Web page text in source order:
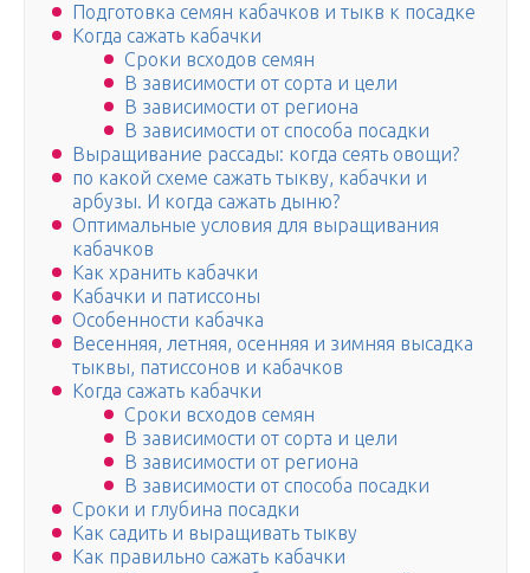
Подготовка семян кабачков и тыкв к посадке
Когда сажать кабачки
Сроки всходов семян
В зависимости от сорта и цели
В зависимости от региона
В зависимости от способа посадки
Выращивание рассады: когда сеять овощи?
по какой схеме сажать тыкву, кабачки и
арбузы. И когда сажать дыню?
Оптимальные условия для выращивания
кабачков
Как хранить кабачки
Кабачки и патиссоны
Особенности кабачка
Весенняя, летняя, осенняя и зимняя высадка
тыквы, патиссонов и кабачков
Когда сажать кабачки
Сроки всходов семян
В зависимости от сорта и цели
В зависимости от региона
В зависимости от способа посадки
Сроки и глубина посадки
Как садить и выращивать тыкву
Как правильно сажать кабачки